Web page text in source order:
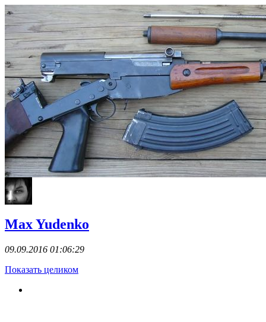
Max Yudenko
09.09.2016 01:06:29
Показать целиком